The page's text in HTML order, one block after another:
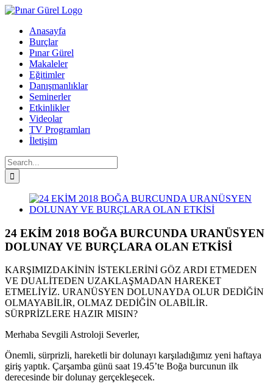
Skip
contentAnasayfa
Burçlar
Pınar Gürel
Makaleler
Eğitimler
Danışmanlıklar
Seminerler
Etkinlikler
Videolar
TV Programları
İletişim
Search
for:
View
Larger
24 EKİM 2018 BOĞA BURCUNDA URANÜSYEN
DOLUNAY VE BURÇLARA OLAN ETKİSİ
KARŞIMIZDAKİNİN İSTEKLERİNİ GÖZ ARDI ETMEDEN
VE DUALİTEDEN UZAKLAŞMADAN HAREKET
ETMELİYİZ. URANÜSYEN DOLUNAYDA OLUR DEDİĞİN
OLMAYABİLİR, OLMAZ DEDİĞİN OLABİLİR.
SÜRPRİZLERE HAZIR MISIN?
Merhaba Sevgili Astroloji Severler,
Önemli, sürprizli, hareketli bir dolunayı karşıladığımız yeni haftaya
giriş yaptık. Çarşamba günü saat 19.45’te Boğa burcunun ilk
derecesinde bir dolunay gerçekleşecek.